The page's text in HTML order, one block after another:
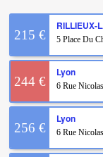
215 €
RILLIEUX-
5 Place Du
244 €
Lyon
6 Rue
256 €
Lyon
6 Rue